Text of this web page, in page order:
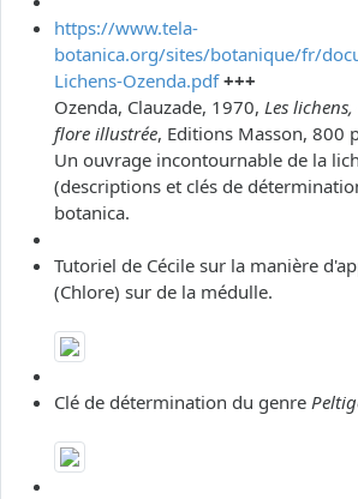
https://www.tela-
botanica.org/sites/botanique/fr/
Lichens-Ozenda.pdf +++
Ozenda, Clauzade, 1970, Les
flore illustrée, Editions Masson, 800
Un ouvrage incontournable de la
(descriptions et clés de
botanica.
Tutoriel de Cécile sur la manière
(Chlore) sur de la médulle.
Clé de détermination du genre